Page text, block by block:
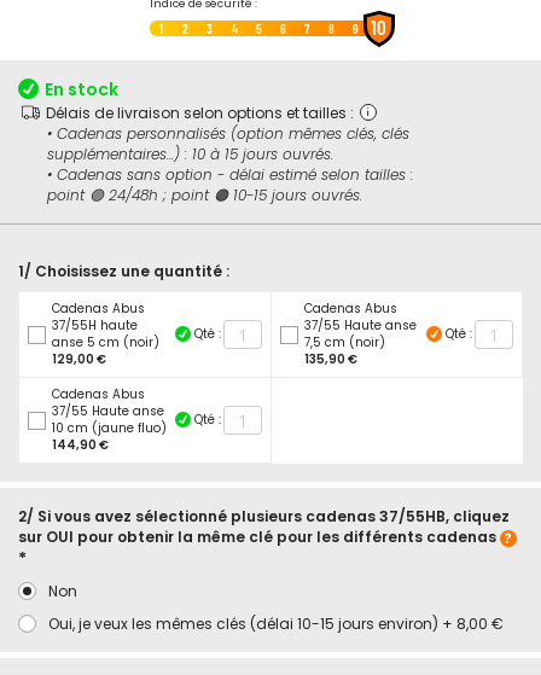
de
la
Galerie
d’images
Indice de sécurité :
1 2 3 4 5 6 7 8 9 10
En stock
Délais de livraison selon options et tailles :
• Cadenas personnalisés (option mêmes clés, clés
supplémentaires...) : 10 à 15 jours ouvrés.
• Cadenas sans option - délai estimé selon tailles :
point 🟢 24/48h ; point 🟠 10-15 jours ouvrés.
1/ Choisissez une quantité :
Cadenas Abus
37/55H haute
anse 5 cm (noir)
129,00 €
Qté :
Cadenas Abus
37/55 Haute anse
7,5 cm (noir)
135,90 €
Qté :
Cadenas Abus
37/55 Haute anse
10 cm (jaune fluo)
144,90 €
Qté :
2/ Si vous avez sélectionné plusieurs cadenas 37/55HB, cliquez
sur OUI pour obtenir la même clé pour les différents cadenas
Non
Oui, je veux les mêmes clés (délai 10-15 jours environ) + 8,00 €